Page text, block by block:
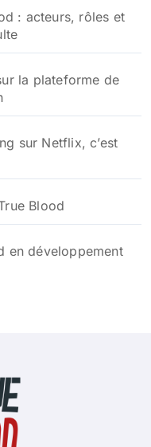
: acteurs, rôles et
la plateforme de
sur Netflix, c’est
Blood
en développement